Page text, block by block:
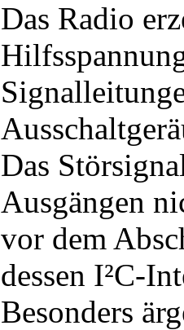
Das Radio
Das
Ausgängen
vor dem
dessen I²C-
Besonders